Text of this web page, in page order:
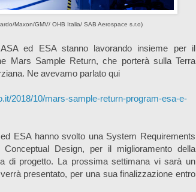
Maxon/GMV/ OHB Italia/ SAB Aerospace s.r.o)
ed ESA stanno lavorando insieme per il
Mars Sample Return, che porterà sulla Terra
Ne avevamo parlato qui
2018/10/mars-sample-return-program-esa-e-
ESA hanno svolto una System Requirements
Design, per il miglioramento della
di progetto. La prossima settimana vi sarà un
presentato, per una sua finalizzazione entro